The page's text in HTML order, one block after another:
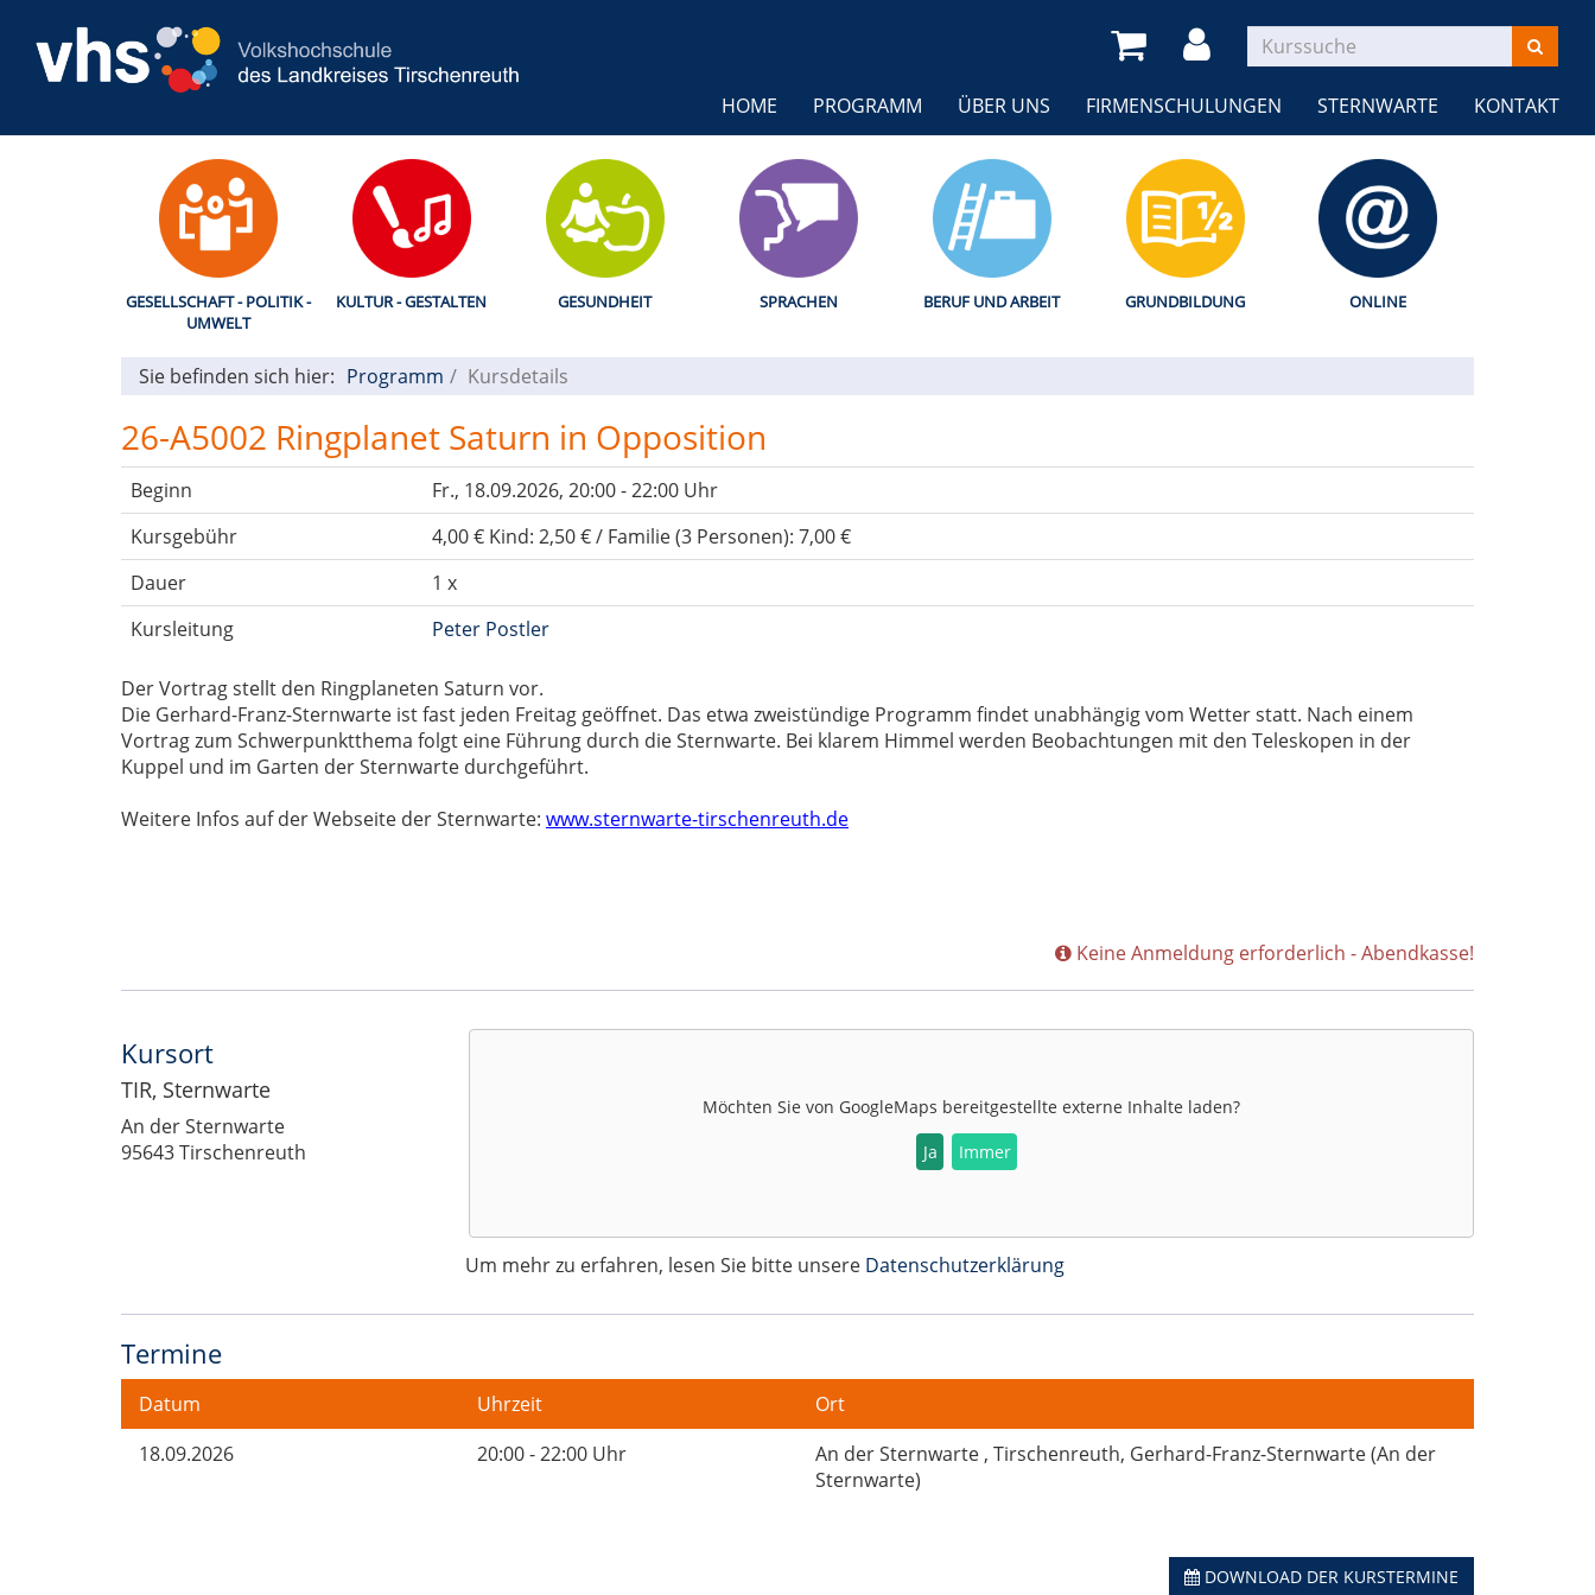
HOME PROGRAMM ÜBER UNS FIRMENSCHULUNGEN STERNWARTE KONTAKT
GESELLSCHAFT - POLITIK -
UMWELT
KULTUR - GESTALTEN GESUNDHEIT SPRACHEN BERUF UND ARBEIT GRUNDBILDUNG ONLINE
Sie befinden sich hier: Programm Kursdetails
26-A5002 Ringplanet Saturn in Opposition
Beginn Fr., 18.09.2026, 20:00 - 22:00 Uhr
Kursgebühr
4,00 € Kind: 2,50 € / Familie (3 Personen): 7,00 €
Dauer
1 x
Kursleitung
Peter Postler
Der Vortrag stellt den Ringplaneten Saturn vor.
Die Gerhard-Franz-Sternwarte ist fast jeden Freitag geöffnet. Das etwa zweistündige Programm findet unabhängig vom Wetter statt. Nach einem
Vortrag zum Schwerpunktthema folgt eine Führung durch die Sternwarte. Bei klarem Himmel werden Beobachtungen mit den Teleskopen in der
Kuppel und im Garten der Sternwarte durchgeführt.
Weitere Infos auf der Webseite der Sternwarte: www.sternwarte-tirschenreuth.de
Keine Anmeldung erforderlich - Abendkasse!
Kursort
TIR, Sternwarte
An der Sternwarte
95643 Tirschenreuth
Möchten Sie von GoogleMaps bereitgestellte externe Inhalte laden?
Ja
Immer
Um mehr zu erfahren, lesen Sie bitte unsere Datenschutzerklärung
Termine
Datum Uhrzeit
Ort
18.09.2026
20:00 - 22:00 Uhr
An der Sternwarte , Tirschenreuth, Gerhard-Franz-Sternwarte (An der
Sternwarte)
DOWNLOAD DER KURSTERMINE